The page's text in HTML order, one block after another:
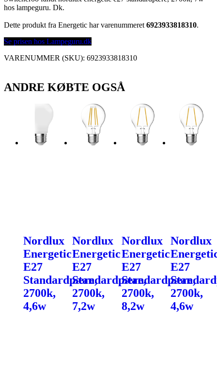
hos lampeguru. Dk.
Dette produkt fra Energetic har varenummeret 6923933818310.
Se prisen hos Lampeguru.dk
VARENUMMER (SKU): 6923933818310
ANDRE KØBTE OGSÅ
Nordlux
Energetic
E27
Standardpære,
2700k,
4,6w
Nordlux
Energetic
E27
Standardpære,
2700k,
7,2w
Nordlux
Energetic
E27
Standardpære,
2700k,
8,2w
Nordlux
E27
2700k,
4,6w